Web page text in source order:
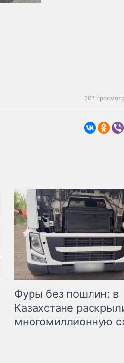
207
Фуры без пошлин: в
Казахстане
многомиллионную